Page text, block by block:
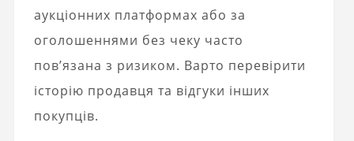
аукціонних платформах або за
оголошеннями без чеку часто
пов’язана з ризиком. Варто перевірити
історію продавця та відгуки інших
покупців.